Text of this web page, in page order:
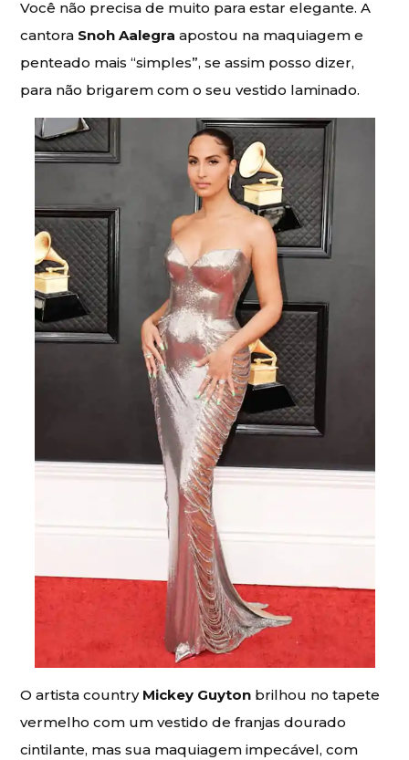
Você não precisa de muito para estar elegante. A
cantora Snoh ​​Aalegra apostou na maquiagem e
penteado mais “simples”, se assim posso dizer,
para não brigarem com o seu vestido laminado.
O artista country Mickey Guyton brilhou no tapete
vermelho com um vestido de franjas dourado
cintilante, mas sua maquiagem impecável, com